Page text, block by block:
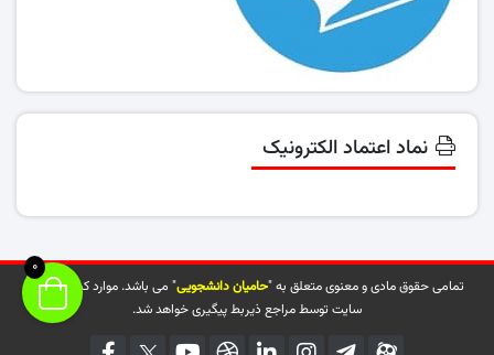
نماد اعتماد الکترونیک
تمامی حقوق مادی و معنوی متعلق به "حامیان دانشجویی" می باشد. موارد کپی شده از
سایت توسط مراجع ذیربط پیگیری خواهد شد.
0